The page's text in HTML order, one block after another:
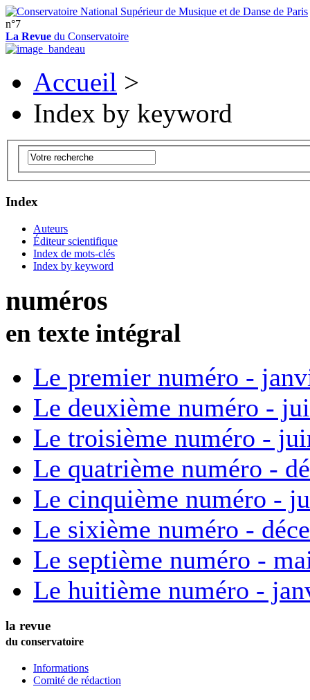
n°7
La Revue du Conservatoire
Accueil >
Index by keyword
Index
Auteurs
Éditeur scientifique
Index de mots-clés
Index by keyword
numéros
en texte intégral
Le premier numéro -
Le deuxième numéro -
Le troisième numéro -
Le quatrième numéro -
Le cinquième numéro -
Le sixième numéro -
Le septième numéro -
Le huitième numéro -
la revue
du conservatoire
Informations
Comité de rédaction